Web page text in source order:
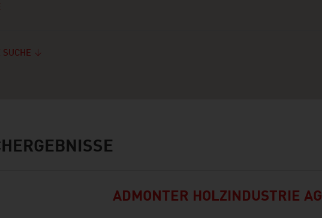
SUCHE
ADMONTER HOLZINDUSTRIE AG